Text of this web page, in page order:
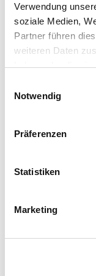
Verwendung
soziale Medien,
Partner führen
weiteren Daten
haben oder die
Notwendig
Präferenzen
Statistiken
Marketing
von Code
Ähnlichem
im
Agenten sind